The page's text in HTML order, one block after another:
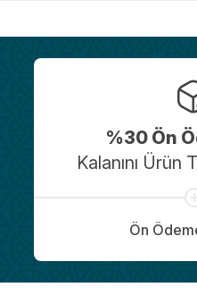
%30 Ön
Kalanını Ürün
Ön